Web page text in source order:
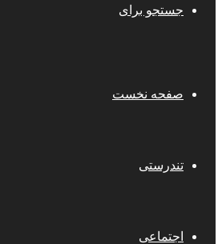
جستجو برای
صفحه نخست
تندرستی
اجتماعی